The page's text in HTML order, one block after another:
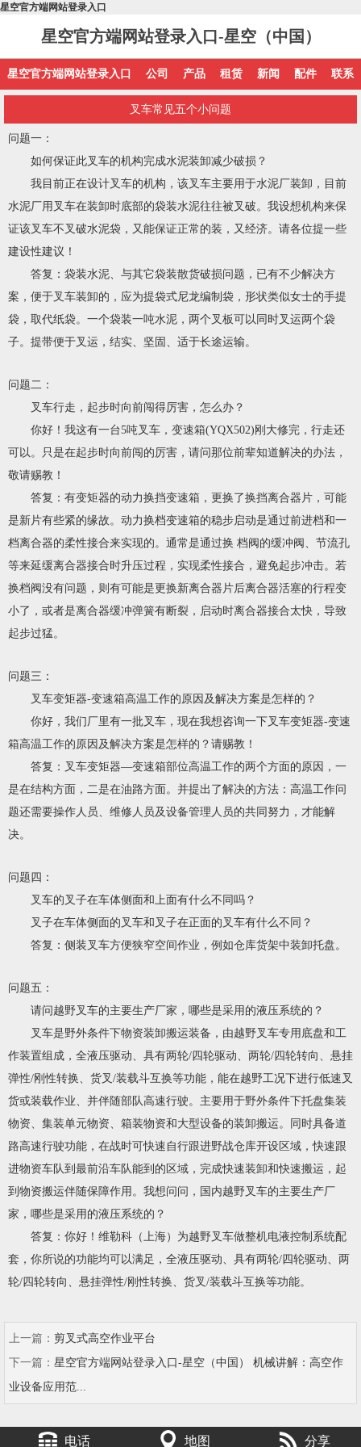
星空官方端网站登录入口
星空官方端网站登录入口-星空（中国）
星空官方端网站登录入口 公司 产品 租赁 新闻 配件 联系
叉车常见五个小问题
问题一：
如何保证此叉车的机构完成水泥装卸减少破损？
我目前正在设计叉车的机构，该叉车主要用于水泥厂装卸，目前
水泥厂用叉车在装卸时底部的袋装水泥往往被叉破。我设想机构来保
证该叉车不叉破水泥袋，又能保证正常的装，又经济。请各位提一些
建设性建议！
答复：袋装水泥、与其它袋装散货破损问题，已有不少解决方
案，便于叉车装卸的，应为提袋式尼龙编制袋，形状类似女士的手提
袋，取代纸袋。一个袋装一吨水泥，两个叉板可以同时叉运两个袋
子。提带便于叉运，结实、坚固、适于长途运输。
问题二：
叉车行走，起步时向前闯得厉害，怎么办？
你好！我这有一台5吨叉车，变速箱(YQX502)刚大修完，行走还
可以。只是在起步时向前闯的厉害，请问那位前辈知道解决的办法，
敬请赐教！
答复：有变矩器的动力换挡变速箱，更换了换挡离合器片，可能
是新片有些紧的缘故。动力换档变速箱的稳步启动是通过前进档和一
档离合器的柔性接合来实现的。通常是通过换 档阀的缓冲阀、节流孔
等来延缓离合器接合时升压过程，实现柔性接合，避免起步冲击。若
换档阀没有问题，则有可能是更换新离合器片后离合器活塞的行程变
小了，或者是离合器缓冲弹簧有断裂，启动时离合器接合太快，导致
起步过猛。
问题三：
叉车变矩器-变速箱高温工作的原因及解决方案是怎样的？
你好，我们厂里有一批叉车，现在我想咨询一下叉车变矩器-变速
箱高温工作的原因及解决方案是怎样的？请赐教！
答复：叉车变矩器—变速箱部位高温工作的两个方面的原因，一
是在结构方面，二是在油路方面。并提出了解决的方法：高温工作问
题还需要操作人员、维修人员及设备管理人员的共同努力，才能解
决。
问题四：
叉车的叉子在车体侧面和上面有什么不同吗？
叉子在车体侧面的叉车和叉子在正面的叉车有什么不同？
答复：侧装叉车方便狭窄空间作业，例如仓库货架中装卸托盘。
问题五：
请问越野叉车的主要生产厂家，哪些是采用的液压系统的？
叉车是野外条件下物资装卸搬运装备，由越野叉车专用底盘和工
作装置组成，全液压驱动、具有两轮/四轮驱动、两轮/四轮转向、悬挂
弹性/刚性转换、货叉/装载斗互换等功能，能在越野工况下进行低速叉
货或装载作业、并伴随部队高速行驶。主要用于野外条件下托盘集装
物资、集装单元物资、箱装物资和大型设备的装卸搬运。同时具备道
路高速行驶功能，在战时可快速自行跟进野战仓库开设区域，快速跟
进物资车队到最前沿车队能到的区域，完成快速装卸和快速搬运，起
到物资搬运伴随保障作用。我想问问，国内越野叉车的主要生产厂
家，哪些是采用的液压系统的？
答复：你好！维勒科（上海）为越野叉车做整机电液控制系统配
套，你所说的功能均可以满足，全液压驱动、具有两轮/四轮驱动、两
轮/四轮转向、悬挂弹性/刚性转换、货叉/装载斗互换等功能。
上一篇： 剪叉式高空作业平台
下一篇： 星空官方端网站登录入口-星空（中国） 机械讲解：高空作
业设备应用范...
电话 地图 分享